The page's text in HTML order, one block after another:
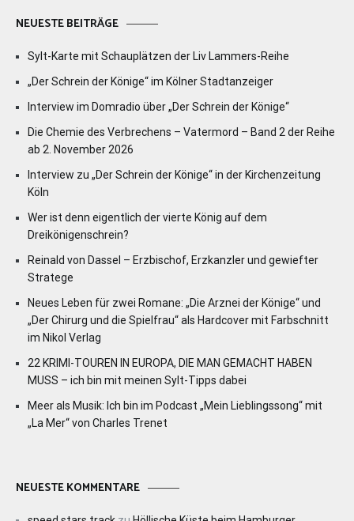
NEUESTE BEITRÄGE
Sylt-Karte mit Schauplätzen der Liv Lammers-Reihe
„Der Schrein der Könige“ im Kölner Stadtanzeiger
Interview im Domradio über „Der Schrein der Könige“
Die Chemie des Verbrechens – Vatermord – Band 2 der Reihe
ab 2. November 2026
Interview zu „Der Schrein der Könige“ in der Kirchenzeitung
Köln
Wer ist denn eigentlich der vierte König auf dem
Dreikönigenschrein?
Reinald von Dassel – Erzbischof, Erzkanzler und gewiefter
Stratege
Neues Leben für zwei Romane: „Die Arznei der Könige“ und
„Der Chirurg und die Spielfrau“ als Hardcover mit Farbschnitt
im Nikol Verlag
22 KRIMI-TOUREN IN EUROPA, DIE MAN GEMACHT HABEN
MUSS – ich bin mit meinen Sylt-Tipps dabei
Meer als Musik: Ich bin im Podcast „Mein Lieblingssong“ mit
„La Mer“ von Charles Trenet
NEUESTE KOMMENTARE